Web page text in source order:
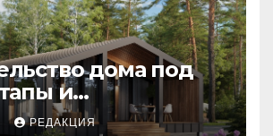
дома под
и
бюджета
РЕДАКЦИЯ